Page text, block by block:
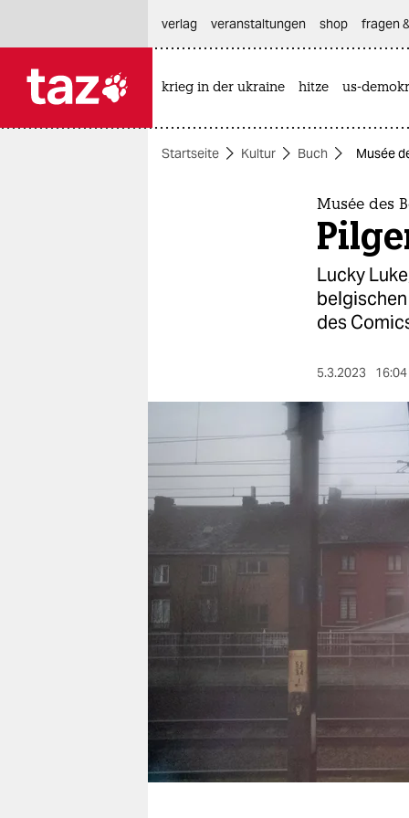
themen
wahrheit
verlag
verlag
veranstaltungen
shop
unterstützen
abo
genossenschaft
verlag
veranstaltungen shop fragen
krieg in der ukraine hitze us-
Startseite Kultur Buch Musée
Musée des
Lucky
des
5.3.2023